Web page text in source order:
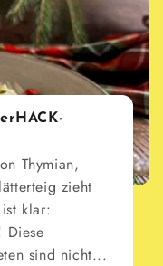
Thymian,
zieht
klar:
Diese
sind nicht...